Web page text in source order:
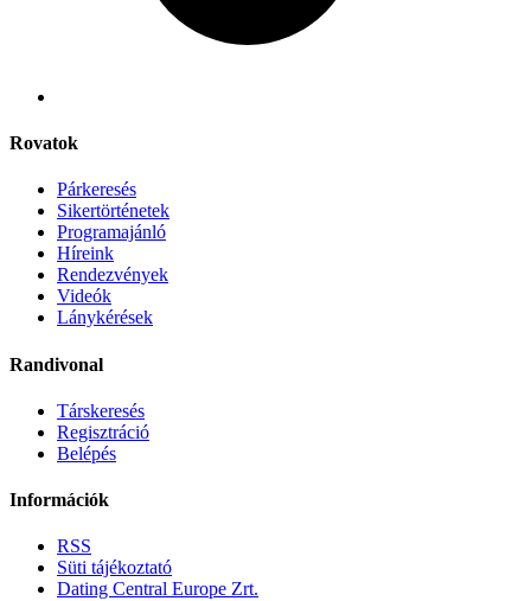
Rovatok
Párkeresés
Sikertörténetek
Programajánló
Híreink
Rendezvények
Videók
Lánykérések
Randivonal
Társkeresés
Regisztráció
Belépés
Információk
RSS
Süti tájékoztató
Dating Central Europe Zrt.